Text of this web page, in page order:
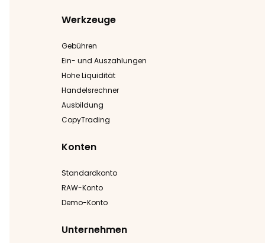
Werkzeuge
Gebühren
Ein- und Auszahlungen
Hohe Liquidität
Handelsrechner
Ausbildung
CopyTrading
Konten
Standardkonto
RAW-Konto
Demo-Konto
Unternehmen